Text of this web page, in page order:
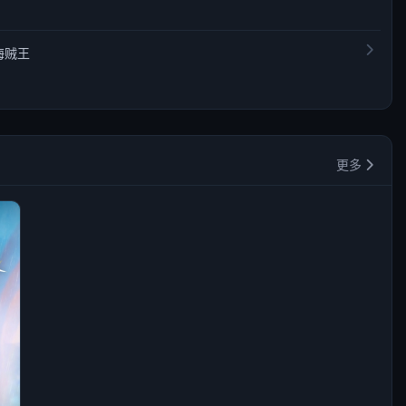
贼王
更多